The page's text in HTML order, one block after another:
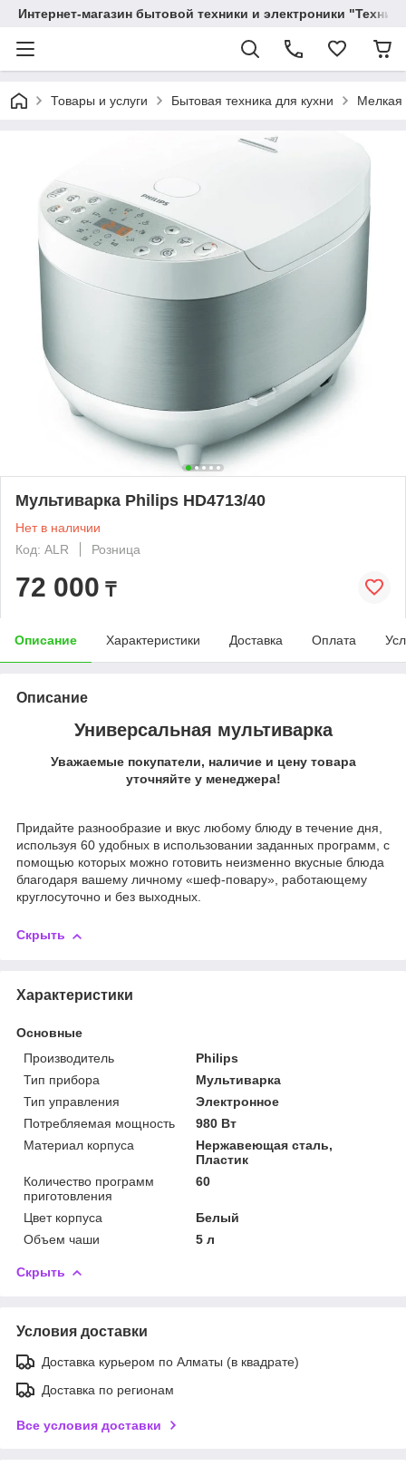
Интернет-магазин бытовой техники и электроники
Товары и услуги Бытовая техника для кухни Мелкая
Мультиварка Philips HD4713/40
Нет в наличии
Код: ALR
Розница
72 000 ₸
Описание Характеристики Доставка Оплата
Описание
Универсальная мультиварка
Уважаемые покупатели, наличие и цену товара
уточняйте у менеджера!
Придайте разнообразие и вкус любому блюду в течение дня,
используя 60 удобных в использовании заданных программ, с
помощью которых можно готовить неизменно вкусные блюда
благодаря вашему личному «шеф-повару», работающему
круглосуточно и без выходных.
Скрыть
Характеристики
Основные
Производитель
Philips
Тип прибора
Мультиварка
Тип управления
Электронное
Потребляемая мощность
980 Вт
Материал корпуса
Нержавеющая сталь,
Пластик
Количество программ
приготовления
60
Цвет корпуса
Белый
Объем чаши
5 л
Скрыть
Условия доставки
Доставка курьером по Алматы (в квадрате)
Доставка по регионам
Все условия доставки